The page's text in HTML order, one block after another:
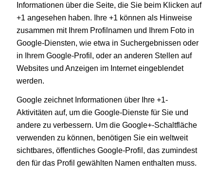
Informationen über die Seite, die Sie beim Klicken auf
+1 angesehen haben. Ihre +1 können als Hinweise
zusammen mit Ihrem Profilnamen und Ihrem Foto in
Google-Diensten, wie etwa in Suchergebnissen oder
in Ihrem Google-Profil, oder an anderen Stellen auf
Websites und Anzeigen im Internet eingeblendet
werden.
Google zeichnet Informationen über Ihre +1-
Aktivitäten auf, um die Google-Dienste für Sie und
andere zu verbessern. Um die Google+-Schaltfläche
verwenden zu können, benötigen Sie ein weltweit
sichtbares, öffentliches Google-Profil, das zumindest
den für das Profil gewählten Namen enthalten muss.